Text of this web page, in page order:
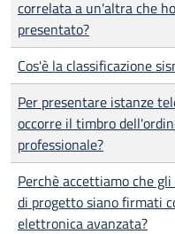
correlata a un'altra che
presentato?
Cos'è la classificazione
Per presentare istanze
occorre il timbro
professionale?
Perchè accettiamo che
di progetto siano firmati
elettronica avanzata?